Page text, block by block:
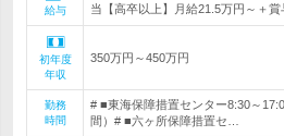
給与
当【高卒以上】月給21.5万円～＋賞
初年度
年収
350万円～450万円
勤務
時間
# ■東海保障措置センター8:30～
間）# ■六ヶ所保障措置セ…